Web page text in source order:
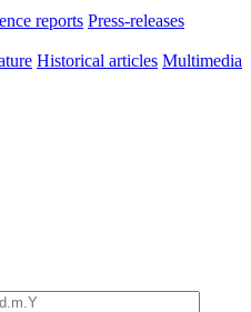
reports Press-releases
Historical articles Multimedia